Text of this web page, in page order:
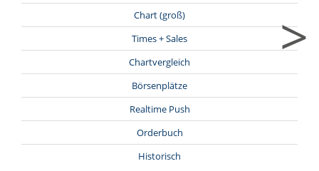
Chart (groß)
Times + Sales
Chartvergleich
Börsenplätze
Realtime Push
Orderbuch
Historisch
>